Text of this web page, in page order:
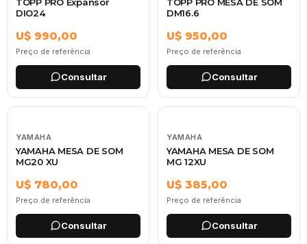
DIO24
U$ 990,00
Preço de referência
Consultar
DM16.6
U$ 950,00
Preço de referência
Consultar
YAMAHA
YAMAHA MESA DE SOM
MG20 XU
U$ 780,00
Preço de referência
Consultar
YAMAHA
YAMAHA MESA DE SOM
MG 12XU
U$ 385,00
Preço de referência
Consultar